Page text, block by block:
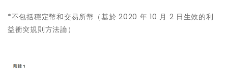
*不包括穩定幣和交易所幣（基於 2020 年 10 月 2 日生效的利
益衝突規則方法論）